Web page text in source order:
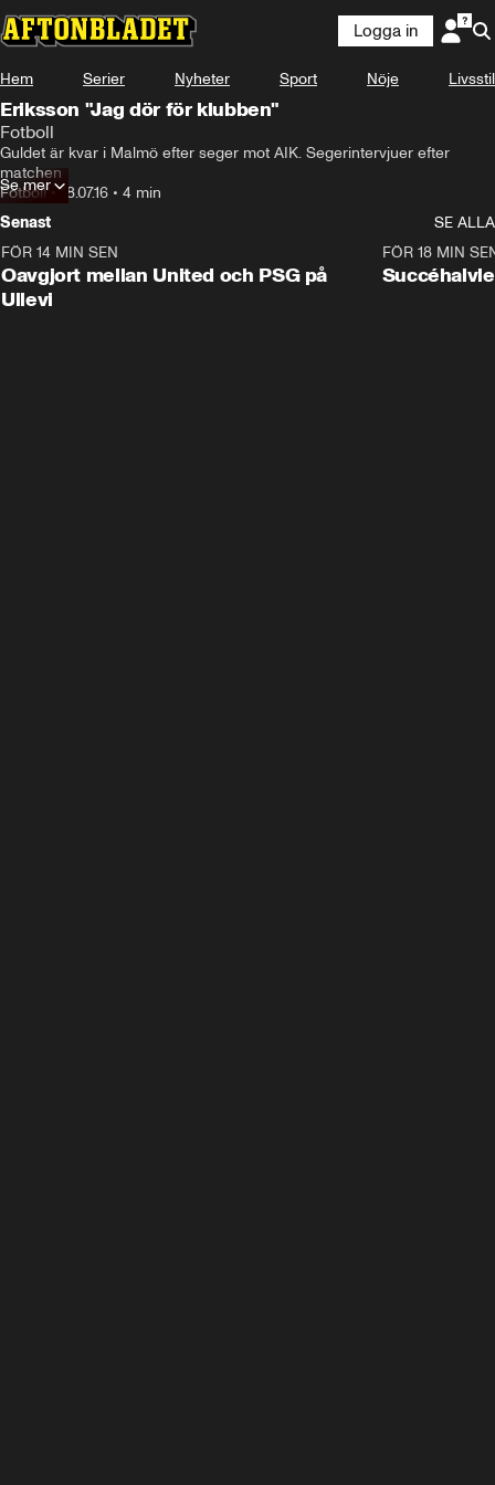
Logga in
Hem Serier Nyheter Sport Nöje Livsstil
Eriksson "Jag dör för klubben"
Fotboll
Guldet är kvar i Malmö efter seger mot AIK. Segerintervjuer efter
matchen
Fotboll•18.07.16 • 4 min
Se mer
Senast
SE ALLA
FÖR 14 MIN SEN
Oavgjort mellan United och PSG på
Ullevi
FÖR 18 MIN